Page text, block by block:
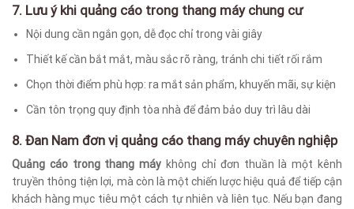
7. Lưu ý khi quảng cáo trong thang máy chung cư
Nội dung cần ngắn gọn, dễ đọc chỉ trong vài giây
Thiết kế cần bắt mắt, màu sắc rõ ràng, tránh chi tiết rối rắm
Chọn thời điểm phù hợp: ra mắt sản phẩm, khuyến mãi, sự kiện
Cần tôn trọng quy định tòa nhà để đảm bảo duy trì lâu dài
8. Đan Nam đơn vị quảng cáo thang máy chuyên nghiệp
Quảng cáo trong thang máy không chỉ đơn thuần là một kênh
truyền thông tiện lợi, mà còn là một chiến lược hiệu quả để tiếp cận
khách hàng mục tiêu một cách tự nhiên và liên tục. Nếu bạn đang